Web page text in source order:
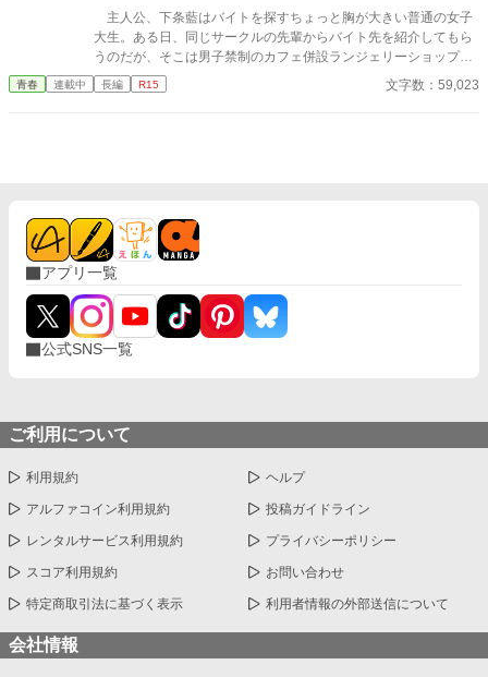
その赦しについての物語です。また、成長とは時に恥ずかしい過
去を背負いながら、他者の無償の寛容さによって初めて前を向け
るようになる過程であること、そして家族の愛が最も深く現れる
のは、時に何も言わない瞬間であることを、静かにしかし確かに
甘美な繋がりは解消できずに戸惑いながらも続く「ママと中学生
の僕」の営みを描いてみました。
主人公、下条藍はバイトを探すちょっと胸が大きい普通の女子
大生。ある日、同じサークルの先輩からバイト先を紹介してもら
うのだが、そこは男子禁制のカフェ併設ランジェリーショップ
で！？ ちょっとハレンチなお仕事カフェライフ、始まりま
す！！ ※この物語はフィクションであり実在の人物・団体・法律
青春 連載中 長編 R15 文字数：59,023
アプリ一覧
公式SNS一覧
ご利用について
利用規約 ヘルプ
アルファコイン利用規約 投稿ガイドライン
レンタルサービス利用規約 プライバシーポリシー
スコア利用規約 お問い合わせ
特定商取引法に基づく表示 利用者情報の外部送信について
会社情報